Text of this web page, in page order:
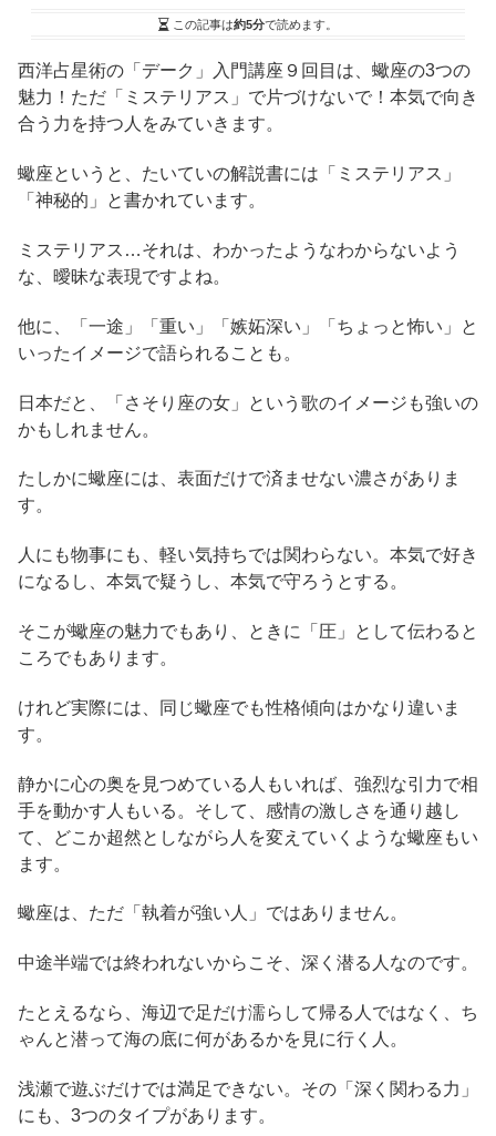
この記事は約5分で読めます。
西洋占星術の「デーク」入門講座９回目は、蠍座の3つの
魅力！ただ「ミステリアス」で片づけないで！本気で向き
合う力を持つ人をみていきます。
蠍座というと、たいていの解説書には「ミステリアス」
「神秘的」と書かれています。
ミステリアス…それは、わかったようなわからないよう
な、曖昧な表現ですよね。
他に、「一途」「重い」「嫉妬深い」「ちょっと怖い」と
いったイメージで語られることも。
日本だと、「さそり座の女」という歌のイメージも強いの
かもしれません。
たしかに蠍座には、表面だけで済ませない濃さがありま
す。
人にも物事にも、軽い気持ちでは関わらない。本気で好き
になるし、本気で疑うし、本気で守ろうとする。
そこが蠍座の魅力でもあり、ときに「圧」として伝わると
ころでもあります。
けれど実際には、同じ蠍座でも性格傾向はかなり違いま
す。
静かに心の奥を見つめている人もいれば、強烈な引力で相
手を動かす人もいる。そして、感情の激しさを通り越し
て、どこか超然としながら人を変えていくような蠍座もい
ます。
蠍座は、ただ「執着が強い人」ではありません。
中途半端では終われないからこそ、深く潜る人なのです。
たとえるなら、海辺で足だけ濡らして帰る人ではなく、ち
ゃんと潜って海の底に何があるかを見に行く人。
浅瀬で遊ぶだけでは満足できない。その「深く関わる力」
にも、3つのタイプがあります。